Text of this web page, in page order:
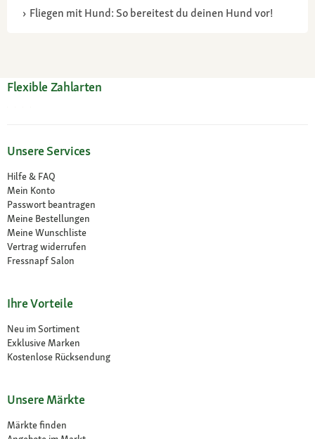
Fliegen mit Hund: So bereitest du deinen Hund vor!
Flexible Zahlarten
Unsere Services
Hilfe & FAQ
Mein Konto
Passwort beantragen
Meine Bestellungen
Meine Wunschliste
Vertrag widerrufen
Fressnapf Salon
Ihre Vorteile
Neu im Sortiment
Exklusive Marken
Kostenlose Rücksendung
Unsere Märkte
Märkte finden